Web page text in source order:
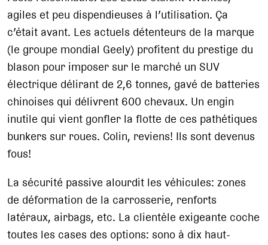
agiles et peu dispendieuses à l’utilisation. Ça
c’était avant. Les actuels détenteurs de la marque
(le groupe mondial Geely) profitent du prestige du
blason pour imposer sur le marché un SUV
électrique délirant de 2,6 tonnes, gavé de batteries
chinoises qui délivrent 600 chevaux. Un engin
inutile qui vient gonfler la flotte de ces pathétiques
bunkers sur roues. Colin, reviens! Ils sont devenus
fous!
La sécurité passive alourdit les véhicules: zones
de déformation de la carrosserie, renforts
latéraux, airbags, etc. La clientèle exigeante coche
toutes les cases des options: sono à dix haut-